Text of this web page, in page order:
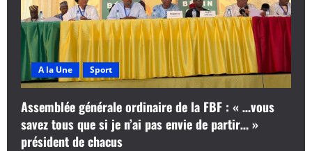
A la Une Sport
Assemblée générale ordinaire de la FBF : « …vous
savez tous que si je n’ai pas envie de partir… »
président de chacus